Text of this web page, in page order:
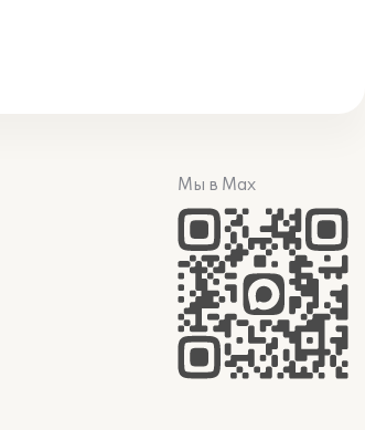
Мы в Max